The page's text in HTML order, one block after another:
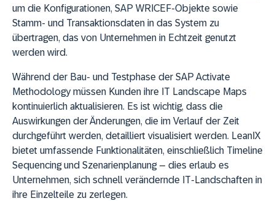
um die Konfigurationen, SAP WRICEF-Objekte sowie
Stamm- und Transaktionsdaten in das System zu
übertragen, das von Unternehmen in Echtzeit genutzt
werden wird.
Während der Bau- und Testphase der SAP Activate
Methodology müssen Kunden ihre IT Landscape Maps
kontinuierlich aktualisieren. Es ist wichtig, dass die
Auswirkungen der Änderungen, die im Verlauf der Zeit
durchgeführt werden, detailliert visualisiert werden. LeanIX
bietet umfassende Funktionalitäten, einschließlich Timeline
Sequencing und Szenarienplanung – dies erlaub es
Unternehmen, sich schnell verändernde IT-Landschaften in
ihre Einzelteile zu zerlegen.